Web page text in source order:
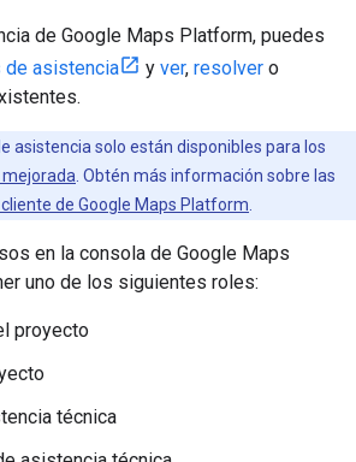
de Google Maps Platform, puedes
de asistencia
y ver, resolver o
asistencia solo están disponibles para los
. Obtén más información sobre las
de Google Maps Platform
en la consola de Google Maps
uno de los siguientes roles:
proyecto
técnica